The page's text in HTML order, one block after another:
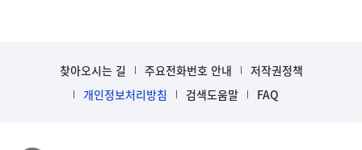
찾아오시는 길 주요전화번호 안내
저작권정책
개인정보처리방침
검색도움말 FAQ